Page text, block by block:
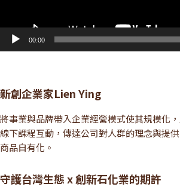
00:00
新創企業家Lien Ying
將事業與品牌帶入企業經營模式使其規模化
線下課程互動，傳達公司對人群的理念與提
商品自有化。
守護台灣生態 x 創新石化業的期許